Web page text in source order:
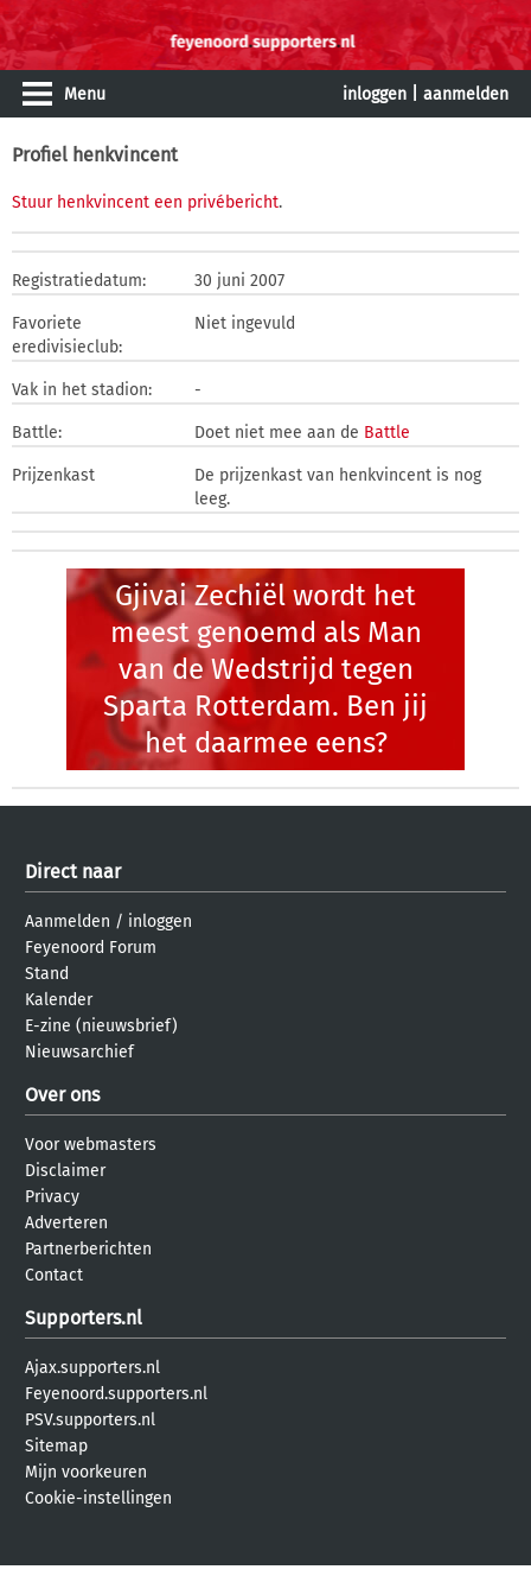
Menu inloggen aanmelden
Profiel henkvincent
Stuur henkvincent een privébericht.
Registratiedatum: 30 juni 2007
Favoriete
eredivisieclub:
Niet ingevuld
Vak in het stadion: -
Battle: Doet niet mee aan de Battle
Prijzenkast
De prijzenkast van henkvincent is nog
leeg.
Gjivai Zechiël wordt het
meest genoemd als Man
van de Wedstrijd tegen
Sparta Rotterdam. Ben jij
het daarmee eens?
Direct naar
Aanmelden / inloggen
Feyenoord Forum
Stand
Kalender
E-zine (nieuwsbrief)
Nieuwsarchief
Over ons
Voor webmasters
Disclaimer
Privacy
Adverteren
Partnerberichten
Contact
Supporters.nl
Ajax.supporters.nl
Feyenoord.supporters.nl
PSV.supporters.nl
Sitemap
Mijn voorkeuren
Cookie-instellingen